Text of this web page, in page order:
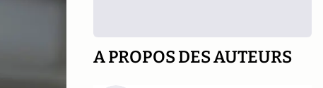
A PROPOS DES AUTEURS